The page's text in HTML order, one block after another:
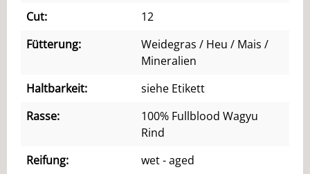
Cut:
12
Fütterung:
Weidegras / Heu / Mais /
Mineralien
Haltbarkeit:
siehe Etikett
Rasse:
100% Fullblood Wagyu
Rind
Reifung:
wet - aged